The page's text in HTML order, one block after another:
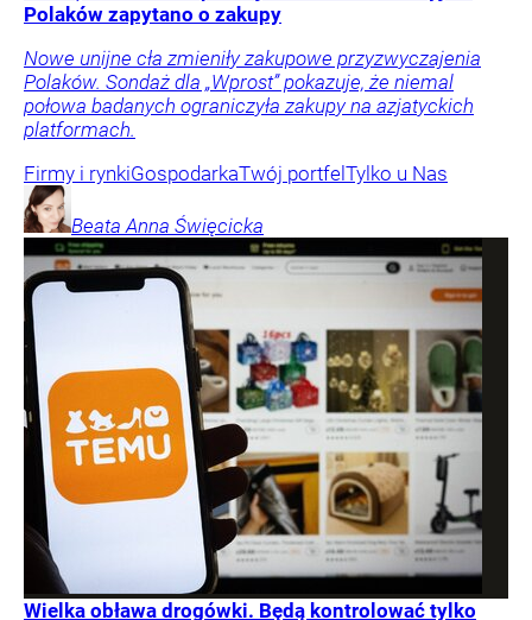
Polaków zapytano o zakupy
Nowe unijne cła zmieniły zakupowe przyzwyczajenia
Polaków. Sondaż dla „Wprost” pokazuje, że niemal
połowa badanych ograniczyła zakupy na azjatyckich
platformach.
Firmy i rynkiGospodarkaTwój portfelTylko u Nas
Beata Anna Święcicka
Wielka obława drogówki. Będą kontrolować tylko